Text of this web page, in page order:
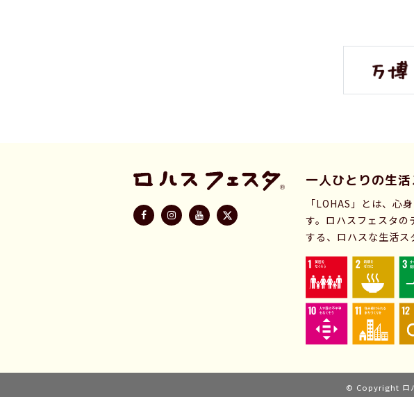
一人ひとりの生
「LOHAS」とは、心
す。ロハスフェスタ
する、ロハスな生活ス
© Copyright ロ